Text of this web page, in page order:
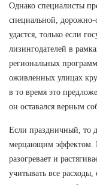
Однако специалисты
специальной,
удастся, только если
лизингодателей в
региональных
оживленных улицах
в то время это
он оставался верным
Если праздничный, то
мерцающим эффектом.
разогревает и
учитывать все